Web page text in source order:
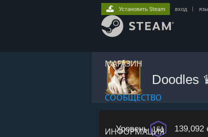
МАГАЗИН
СООБЩЕСТВО
ИНФОРМАЦИЯ
Установить Steam вход
Doodles
Уровень 161 139,092